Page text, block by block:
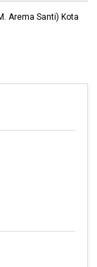
Arema Santi) Kota